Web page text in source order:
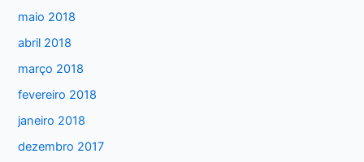
maio 2018
abril 2018
março 2018
fevereiro 2018
janeiro 2018
dezembro 2017